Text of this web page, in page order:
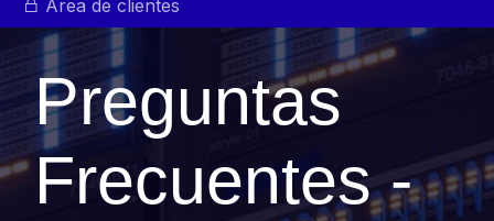
Área de clientes
Preguntas
Frecuentes -